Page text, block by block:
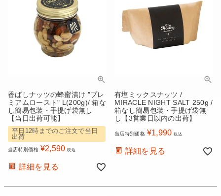
香ばしナッツの蜂蜜漬け "プレ
ミアムロースト" L(200g)/ 箱な
し簡易包装・手提げ袋無し
【当日出荷可能】
平日12時までのご注文で当日
出荷
当店特別価格 ¥2,590 税込
詳細を見る
有塩ミックスナッツ /
MIRACLE NIGHT SALT 250g /
箱なし簡易包装・手提げ袋無
し【3営業日以内の出荷】
当店特別価格 ¥1,990 税込
詳細を見る